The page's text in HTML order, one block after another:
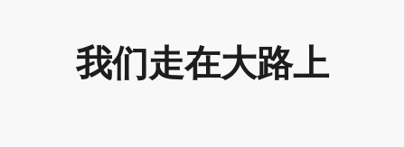
我们走在大路上